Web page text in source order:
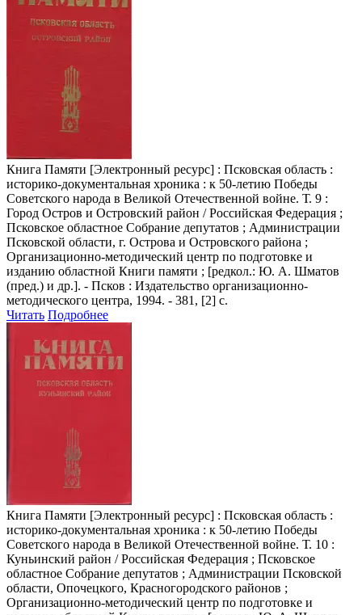
Книга Памяти [Электронный ресурс] : Псковская область :
историко-документальная хроника : к 50-летию Победы
Советского народа в Великой Отечественной войне. Т. 9 :
Город Остров и Островский район / Российская Федерация ;
Псковское областное Собрание депутатов ; Администрации
Псковской области, г. Острова и Островского района ;
Организационно-методический центр по подготовке и
изданию областной Книги памяти ; [редкол.: Ю. А. Шматов
(пред.) и др.]. - Псков : Издательство организационно-
методического центра, 1994. - 381, [2] с.
Читать Подробнее
Книга Памяти [Электронный ресурс] : Псковская область :
историко-документальная хроника : к 50-летию Победы
Советского народа в Великой Отечественной войне. Т. 10 :
Куньинский район / Российская Федерация ; Псковское
областное Собрание депутатов ; Администрации Псковской
области, Опочецкого, Красногородского районов ;
Организационно-методический центр по подготовке и